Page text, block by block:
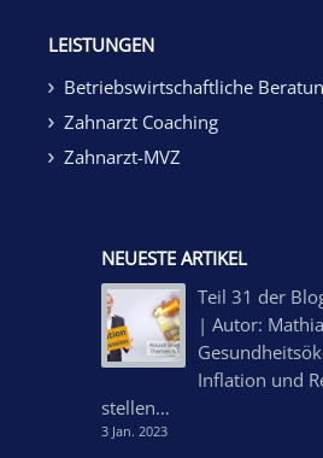
LEISTUNGEN
Betriebswirtschaftliche
Zahnarzt Coaching
Zahnarzt-MVZ
NEUESTE ARTIKEL
Teil 31 der
| Autor:
Inflation und
stellen…
3 Jan. 2023